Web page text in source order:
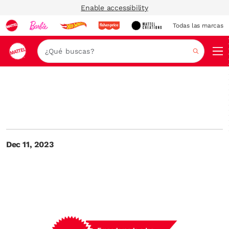
Enable accessibility
Todas las marcas
Buscar
Dec 11, 2023